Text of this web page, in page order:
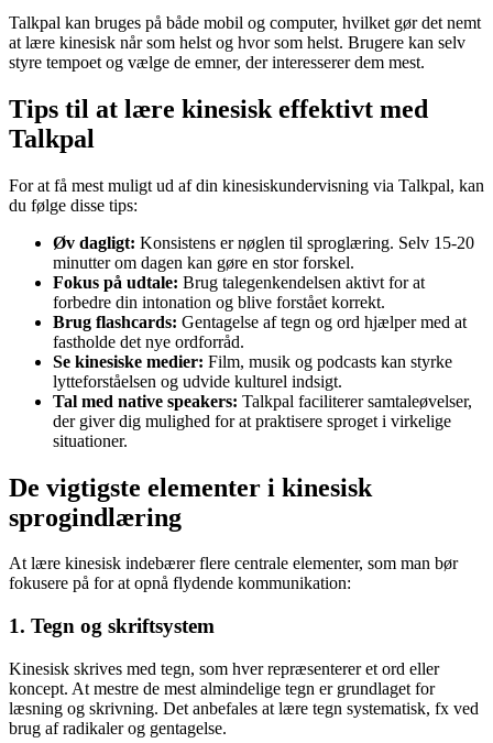
Talkpal kan bruges på både mobil og computer, hvilket gør det nemt
at lære kinesisk når som helst og hvor som helst. Brugere kan selv
styre tempoet og vælge de emner, der interesserer dem mest.
Tips til at lære kinesisk effektivt med
Talkpal
For at få mest muligt ud af din kinesiskundervisning via Talkpal, kan
du følge disse tips:
Øv dagligt: Konsistens er nøglen til sproglæring. Selv 15-20
minutter om dagen kan gøre en stor forskel.
Fokus på udtale: Brug talegenkendelsen aktivt for at
forbedre din intonation og blive forstået korrekt.
Brug flashcards: Gentagelse af tegn og ord hjælper med at
fastholde det nye ordforråd.
Se kinesiske medier: Film, musik og podcasts kan styrke
lytteforståelsen og udvide kulturel indsigt.
Tal med native speakers: Talkpal faciliterer samtaleøvelser,
der giver dig mulighed for at praktisere sproget i virkelige
situationer.
De vigtigste elementer i kinesisk
sprogindlæring
At lære kinesisk indebærer flere centrale elementer, som man bør
fokusere på for at opnå flydende kommunikation:
1. Tegn og skriftsystem
Kinesisk skrives med tegn, som hver repræsenterer et ord eller
koncept. At mestre de mest almindelige tegn er grundlaget for
læsning og skrivning. Det anbefales at lære tegn systematisk, fx ved
brug af radikaler og gentagelse.